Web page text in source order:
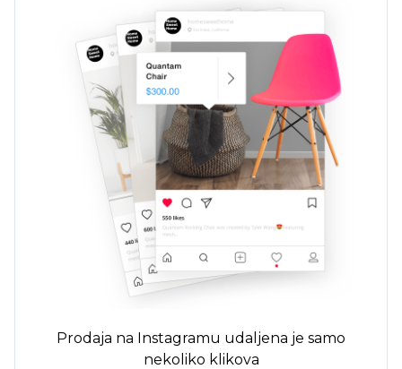
Prodaja na Instagramu udaljena je samo
nekoliko klikova